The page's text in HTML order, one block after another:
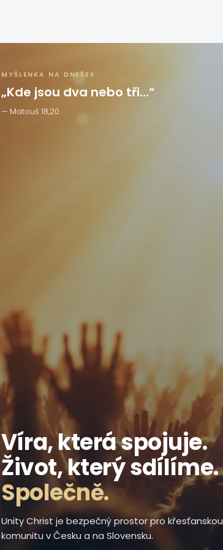
Víra, která spojuje.
Život, který sdílíme.
Společně.
Unity Christ je bezpečný prostor pro křesťanskou
komunitu v Česku a na Slovensku.
MYŠLENKA NA DNEŠEK
„Kde jsou dva nebo tři…“
Matouš 18,20